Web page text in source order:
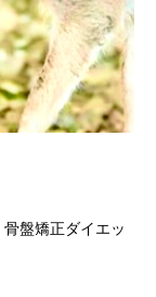
盤矯正ダイエッ